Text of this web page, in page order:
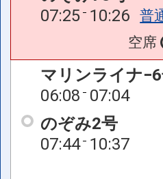
07:25 10:26 普
空席
マリンライナ
06:08 07:04
のぞみ2号
07:44 10:37